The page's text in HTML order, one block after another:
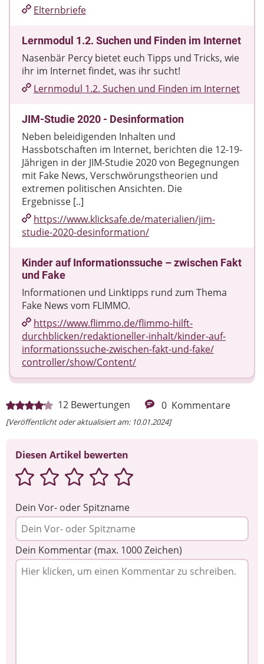
12 Bewertungen 0 Kommentare
[Veröffentlicht oder aktualisiert am: 10.01.2024]
Diesen Artikel bewerten
Dein Vor- oder Spitzname
Dein Kommentar (max. 1000 Zeichen)
Elternbriefe
Lernmodul 1.2. Suchen und Finden im Internet
Nasenbär Percy bietet euch Tipps und Tricks, wie
ihr im Internet findet, was ihr sucht!
Lernmodul 1.2. Suchen und Finden im Internet
JIM-Studie 2020 - Desinformation
Neben beleidigenden Inhalten und
Hassbotschaften im Internet, berichten die 12-19-
Jährigen in der JIM-Studie 2020 von Begegnungen
mit Fake News, Verschwörungstheorien und
extremen politischen Ansichten. Die
Ergebnisse [..]
https://www.klicksafe.de/​materialien/​jim-
studie-2020-desinformation/​
Kinder auf Informationssuche – zwischen Fakt
und Fake
Informationen und Linktipps rund zum Thema
Fake News vom FLIMMO.
https://www.flimmo.de/​flimmo-hilft-
durchblicken/​redaktioneller-inhalt/​kinder-auf-
informationssuche-zwischen-fakt-und-fake/​
controller/​show/​Content/​